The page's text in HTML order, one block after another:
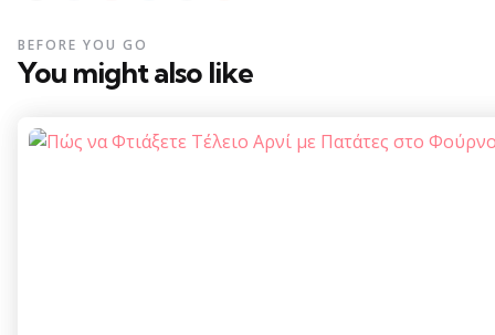
You might also like
BEFORE YOU GO